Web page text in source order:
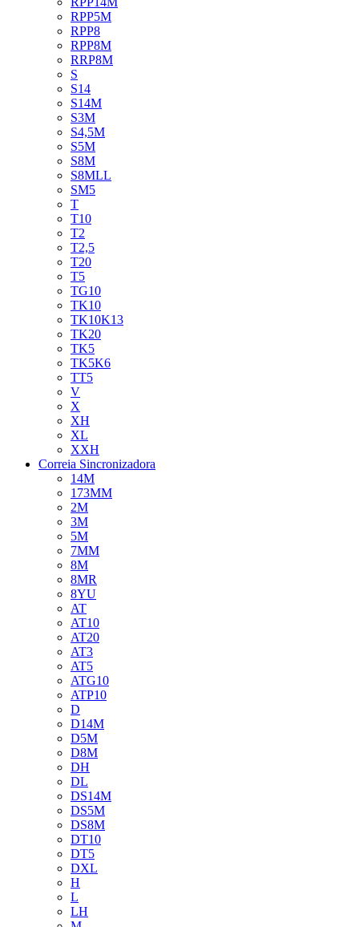
RPP5M
RPP8
RPP8M
RRP8M
S
S14
S14M
S3M
S4,5M
S5M
S8M
S8MLL
SM5
T
T10
T2
T2,5
T20
T5
TG10
TK10
TK10K13
TK20
TK5
TK5K6
TT5
V
X
XH
XL
XXH
Correia Sincronizadora
14M
173MM
2M
3M
5M
7MM
8M
8MR
8YU
AT
AT10
AT20
AT3
AT5
ATG10
ATP10
D
D14M
D5M
D8M
DH
DL
DS14M
DS5M
DS8M
DT10
DT5
DXL
H
L
LH